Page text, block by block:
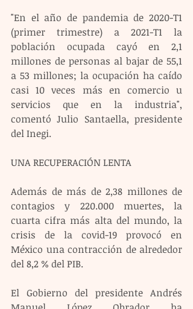
"En el año de pandemia de 2020-T1
(primer trimestre) a 2021-T1 la
población ocupada cayó en 2,1
millones de personas al bajar de 55,1
a 53 millones; la ocupación ha caído
casi 10 veces más en comercio u
servicios que en la industria",
comentó Julio Santaella, presidente
del Inegi.
UNA RECUPERACIÓN LENTA
Además de más de 2,38 millones de
contagios y 220.000 muertes, la
cuarta cifra más alta del mundo, la
crisis de la covid-19 provocó en
México una contracción de alrededor
del 8,2 % del PIB.
El Gobierno del presidente Andrés